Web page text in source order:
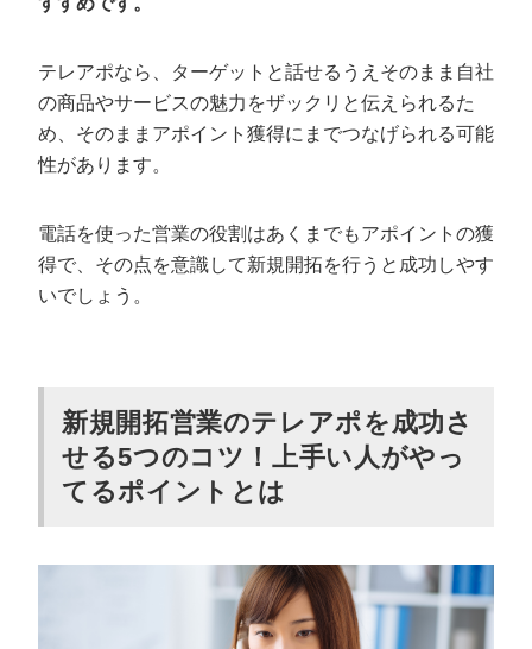
新規開拓営業のテレアポならカリトルくん
テレアポなら、ターゲットと話せるうえそのまま自社
の商品やサービスの魅力をザックリと伝えられるた
め、そのままアポイント獲得にまでつなげられる可能
性があります。
電話を使った営業の役割はあくまでもアポイントの獲
得で、その点を意識して新規開拓を行うと成功しやす
いでしょう。
新規開拓営業のテレアポを成功さ
せる5つのコツ！上手い人がやっ
てるポイントとは